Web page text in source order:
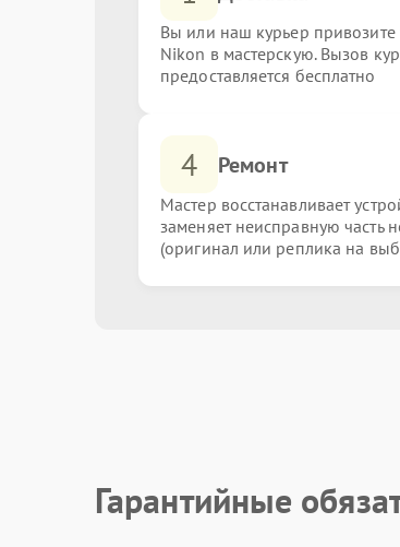
Вы или наш курьер привозите
Nikon в мастерскую. Вызов
предоставляется бесплатно
4 Ремонт
Мастер восстанавливает
заменяет неисправную часть
(оригинал или реплика на
Гарантийные